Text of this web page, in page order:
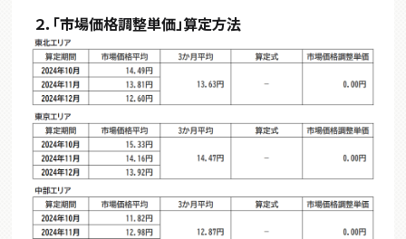
２．「市場価格調整単価」算定方法